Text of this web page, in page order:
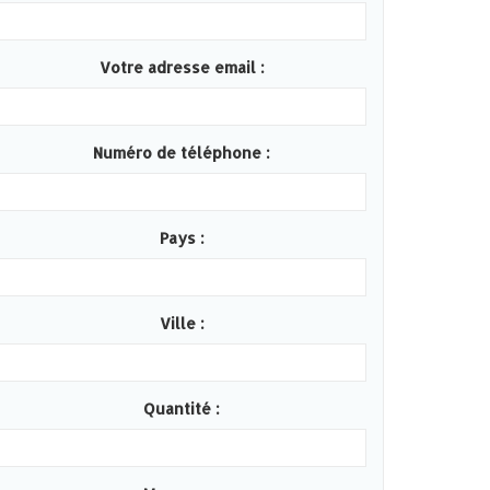
Votre adresse email :
Numéro de téléphone :
Pays :
Ville :
Quantité :